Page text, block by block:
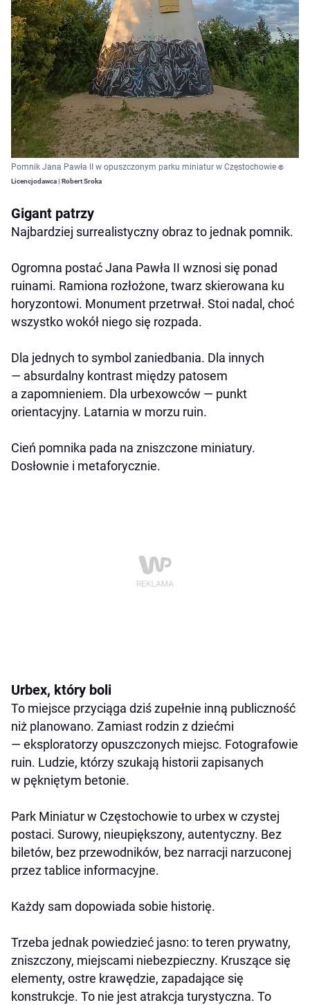
Pomnik Jana Pawła II w opuszczonym parku miniatur w Częstochowie ©
Licencjodawca | Robert Sroka
Gigant patrzy
Najbardziej surrealistyczny obraz to jednak pomnik.
Ogromna postać Jana Pawła II wznosi się ponad
ruinami. Ramiona rozłożone, twarz skierowana ku
horyzontowi. Monument przetrwał. Stoi nadal, choć
wszystko wokół niego się rozpada.
Dla jednych to symbol zaniedbania. Dla innych
— absurdalny kontrast między patosem
a zapomnieniem. Dla urbexowców — punkt
orientacyjny. Latarnia w morzu ruin.
Cień pomnika pada na zniszczone miniatury.
Dosłownie i metaforycznie.
Urbex, który boli
To miejsce przyciąga dziś zupełnie inną publiczność
niż planowano. Zamiast rodzin z dziećmi
— eksploratorzy opuszczonych miejsc. Fotografowie
ruin. Ludzie, którzy szukają historii zapisanych
w pękniętym betonie.
Park Miniatur w Częstochowie to urbex w czystej
postaci. Surowy, nieupiększony, autentyczny. Bez
biletów, bez przewodników, bez narracji narzuconej
przez tablice informacyjne.
Każdy sam dopowiada sobie historię.
Trzeba jednak powiedzieć jasno: to teren prywatny,
zniszczony, miejscami niebezpieczny. Kruszące się
elementy, ostre krawędzie, zapadające się
konstrukcje. To nie jest atrakcja turystyczna. To